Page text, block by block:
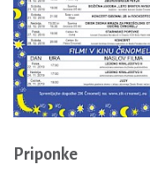
Priponke